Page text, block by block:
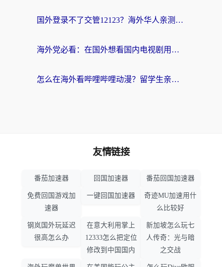
国外登录不了交管12123？海外华人亲测有效的回国加速器选择指南
海外党必看：在国外想看国内电视剧用什么软件？3步解决地域限制
怎么在海外看哔哩哔哩动漫？留学生亲测有效的回国加速方案
友情链接
番茄加速器 回国加速器 番茄回国加速器
免费回国游戏加
速器
一键回国加速器
奇迹MU加速用什
么比较好
钢岚国外玩延迟
很高怎么办
在意大利用掌上
12333怎么把定位
修改到中国国内
新加坡怎么玩七
人传奇：光与暗
之交战